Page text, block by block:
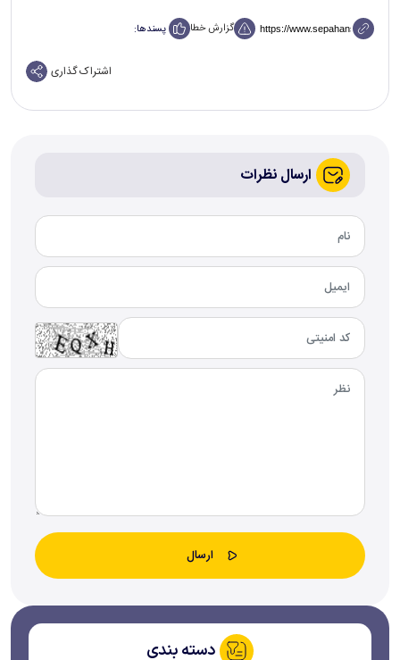
گزارش خطا پسندها:
اشتراک گذاری
ارسال نظرات
دسته بندی